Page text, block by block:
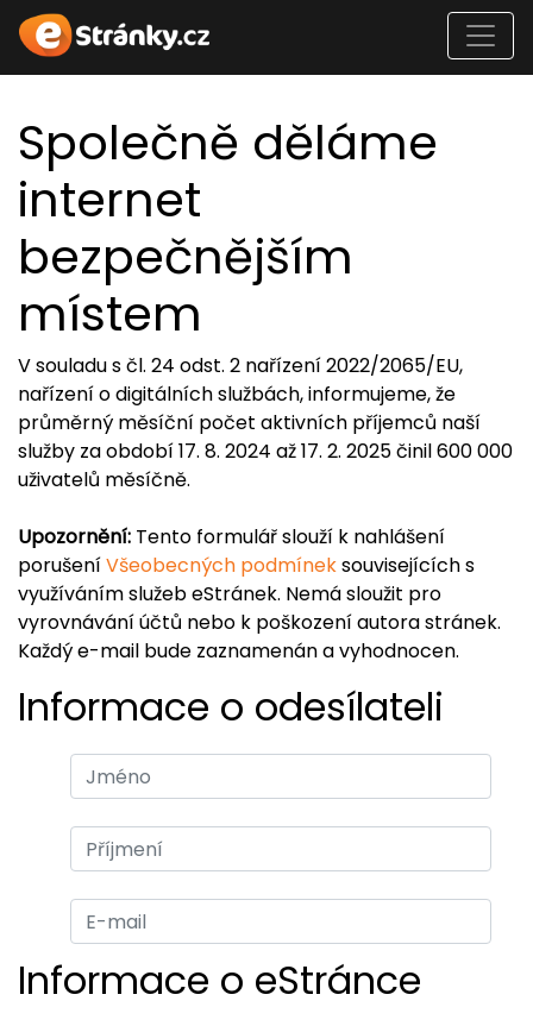
Společně děláme
internet
bezpečnějším
místem
V souladu s čl. 24 odst. 2 nařízení 2022/2065/EU,
nařízení o digitálních službách, informujeme, že
průměrný měsíční počet aktivních příjemců naší
služby za období 17. 8. 2024 až 17. 2. 2025 činil 600 000
uživatelů měsíčně.
Upozornění: Tento formulář slouží k nahlášení
porušeníVšeobecných podmíneksouvisejících s
využíváním služeb eStránek. Nemá sloužit pro
vyrovnávání účtů nebo k poškození autora stránek.
Každý e-mail bude zaznamenán a vyhodnocen.
Informace o odesílateli
Informace o eStránce